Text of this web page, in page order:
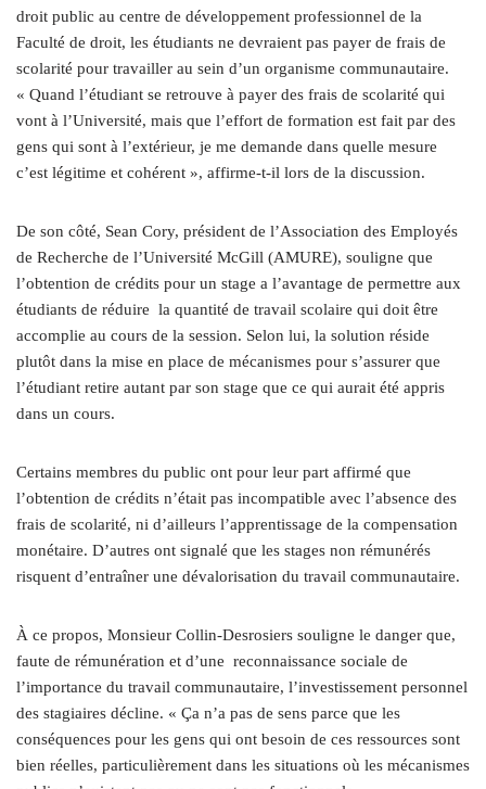
droit public au centre de développement professionnel de la
Faculté de droit, les étudiants ne devraient pas payer de frais de
scolarité pour travailler au sein d’un organisme communautaire.
« Quand l’étudiant se retrouve à payer des frais de scolarité qui
vont à l’Université, mais que l’effort de formation est fait par des
gens qui sont à l’extérieur, je me demande dans quelle mesure
c’est légitime et cohérent », affirme-t-il lors de la discussion.
De son côté, Sean Cory, président de l’Association des Employés
de Recherche de l’Université McGill (AMURE), souligne que
l’obtention de crédits pour un stage a l’avantage de permettre aux
étudiants de réduire la quantité de travail scolaire qui doit être
accomplie au cours de la session. Selon lui, la solution réside
plutôt dans la mise en place de mécanismes pour s’assurer que
l’étudiant retire autant par son stage que ce qui aurait été appris
dans un cours.
Certains membres du public ont pour leur part affirmé que
l’obtention de crédits n’était pas incompatible avec l’absence des
frais de scolarité, ni d’ailleurs l’apprentissage de la compensation
monétaire. D’autres ont signalé que les stages non rémunérés
risquent d’entraîner une dévalorisation du travail communautaire.
À ce propos, Monsieur Collin-Desrosiers souligne le danger que,
faute de rémunération et d’une reconnaissance sociale de
l’importance du travail communautaire, l’investissement personnel
des stagiaires décline. « Ça n’a pas de sens parce que les
conséquences pour les gens qui ont besoin de ces ressources sont
bien réelles, particulièrement dans les situations où les mécanismes